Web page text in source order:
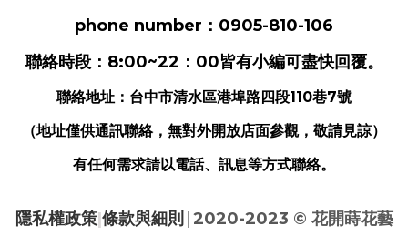
phone number：0905-810-106
聯絡時段：8:00~22：00皆有小編可盡快回覆。
聯絡地址： 台中市清水區港埠路四段110巷7號
（地址僅供通訊聯絡，無對外開放店面參觀，敬請見諒）
有任何需求請以電話、訊息等方式聯絡。
隱私權政策|條款與細則|2020-2023 © 花開蒔花藝